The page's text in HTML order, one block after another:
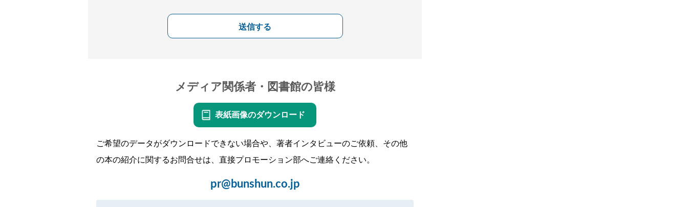
送信する
メディア関係者・図書館の皆様
表紙画像のダウンロード
ご希望のデータがダウンロードできない場合や、著者インタビューのご依頼、その他
の本の紹介に関するお問合せは、直接プロモーション部へご連絡ください。
pr@bunshun.co.jp